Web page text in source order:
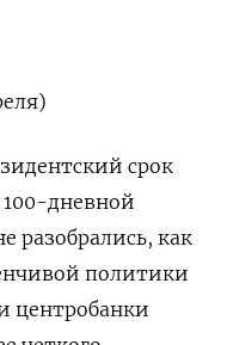
срок
дневной
разобрались, как
политики
центробанки